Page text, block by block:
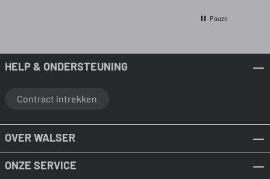
Pauze
HELP & ONDERSTEUNING
Contract intrekken
OVER WALSER
ONZE SERVICE